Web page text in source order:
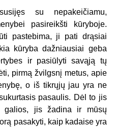
su nepakeičiamu,
pasireikšti kūryboje.
pastebima, ji pati drąsiai
kūry­ba dažniausiai geba
ir pasiūlyti savąją tų
pirmą žvilgsnį metus, apie
o iš tikrųjų jau yra ne
pasaulis. Dėl to jis
galios, jis žadina ir mūsų
pasakyti, kaip kadaise yra